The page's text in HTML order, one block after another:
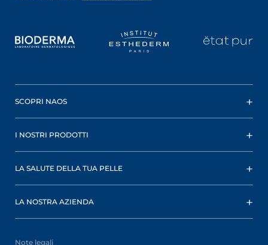
SCOPRI NAOS
I NOSTRI PRODOTTI
LA SALUTE DELLA TUA PELLE
LA NOSTRA AZIENDA
Note legali